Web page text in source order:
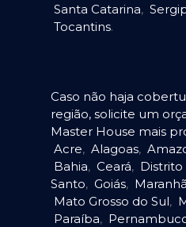
Santa Catarina,
Tocantins.
Caso não haja
região, solicite um
Master House mais
Acre, Alagoas,
Bahia, Ceará, Distrito
Santo, Goiás,
Mato Grosso do Sul,
Paraíba,